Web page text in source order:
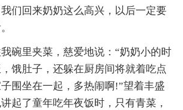
们回来奶奶这么高兴，以后一定要
碗里夹菜，慈爱地说：“奶奶小的时
饿肚子，还躲在厨房间将就着吃点
围坐在一起，多热闹啊!”望着丰盛
起了童年吃年夜饭时，只有青菜，